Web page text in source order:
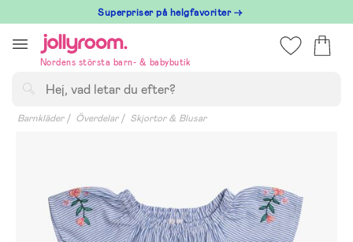
till
innehållet
Superpriser på helgfavoriter →
Nordens största barn- & babybutik
Barnkläder Överdelar Skjortor & Blusar